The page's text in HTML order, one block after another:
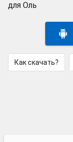
для Оль
Как скачать?